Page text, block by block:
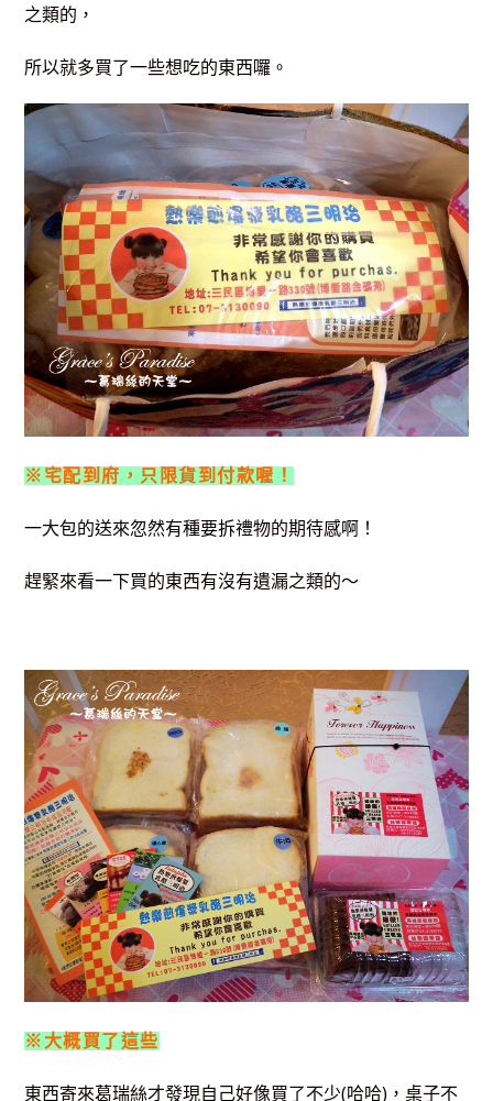
之類的，
所以就多買了一些想吃的東西囉。
※宅配到府，只限貨到付款喔！
一大包的送來忽然有種要拆禮物的期待感啊！
趕緊來看一下買的東西有沒有遺漏之類的～
※大概買了這些
東西寄來葛瑞絲才發現自己好像買了不少(哈哈)，桌子不